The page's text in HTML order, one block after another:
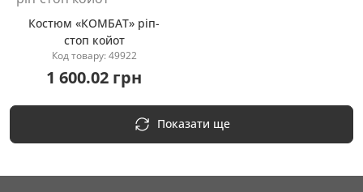
Костюм «КОМБАТ» ріп-
стоп койот
Код товару: 49922
1 600.02 грн
Показати ще